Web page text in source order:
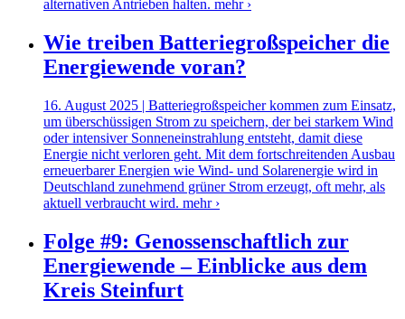
alternativen Antrieben halten. mehr ›
Wie treiben Batteriegroßspeicher die
Energiewende voran?
16. August 2025 | Batteriegroßspeicher kommen zum Einsatz,
um überschüssigen Strom zu speichern, der bei starkem Wind
oder intensiver Sonneneinstrahlung entsteht, damit diese
Energie nicht verloren geht. Mit dem fortschreitenden Ausbau
erneuerbarer Energien wie Wind- und Solarenergie wird in
Deutschland zunehmend grüner Strom erzeugt, oft mehr, als
aktuell verbraucht wird. mehr ›
Folge #9: Genossenschaftlich zur
Energiewende – Einblicke aus dem
Kreis Steinfurt